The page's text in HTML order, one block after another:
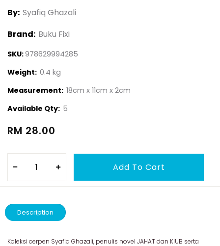
By: Syafiq Ghazali
Brand: Buku Fixi
SKU:978629994285
Weight: 0.4 kg
Measurement: 18cm x 11cm x 2cm
Available Qty: 5
RM 28.00
Description
Koleksi cerpen Syafiq Ghazali, penulis novel JAHAT dan KIUB serta